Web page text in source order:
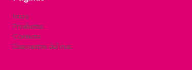
Inicio
Productos
Contacto
Descuentos del mes